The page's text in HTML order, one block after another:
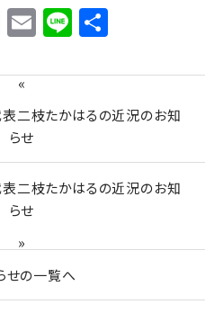
Twitter
Email
Line
«
表二枝たかはるの近況のお知
らせ
せの一覧へ
表二枝たかはるの近況のお知
らせ
»